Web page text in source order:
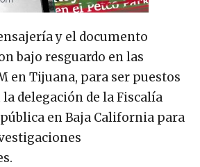
y el documento
bajo resguardo en las
en Tijuana, para ser puestos
delegación de la Fiscalía
en Baja California para